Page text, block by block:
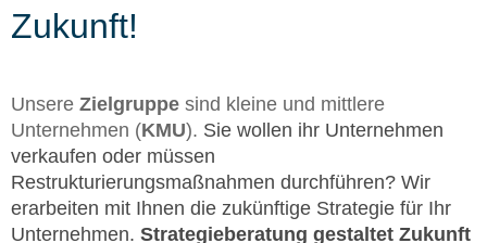
Zukunft!
Unsere Zielgruppe sind kleine und mittlere
Unternehmen (KMU). Sie wollen ihr Unternehmen
verkaufen oder müssen
Restrukturierungsmaßnahmen durchführen? Wir
erarbeiten mit Ihnen die zukünftige Strategie für Ihr
Unternehmen. Strategieberatung gestaltet Zukunft